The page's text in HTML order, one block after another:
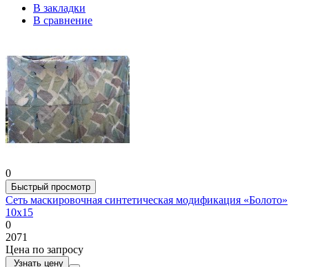
В закладки
В сравнение
0
Быстрый просмотр
Сеть маскировочная синтетическая модификация «Болото»
10х15
0
2071
Цена по запросу
Узнать цену